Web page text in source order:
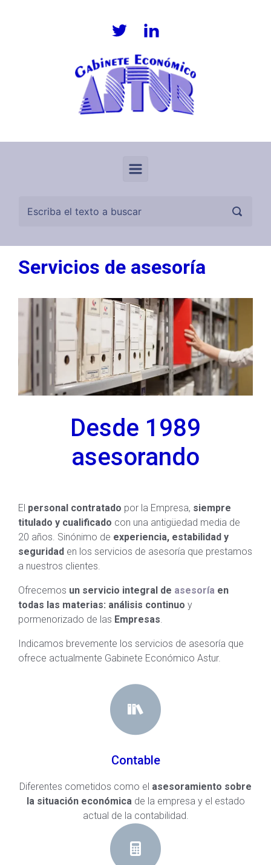
Servicios de asesoría
Desde 1989
asesorando
El personal contratado por la Empresa, siempre
titulado y cualificado con una antigüedad media de
20 años. Sinónimo de experiencia, estabilidad y
seguridad en los servicios de asesoría que prestamos
a nuestros clientes.
Ofrecemos un servicio integral de asesoría en
todas las materias: análisis continuo y
pormenorizado de las Empresas.
Indicamos brevemente los servicios de asesoría que
ofrece actualmente Gabinete Económico Astur.
Contable
Diferentes cometidos como el asesoramiento sobre
la situación económicade la empresa y el estado
actual de la contabilidad.